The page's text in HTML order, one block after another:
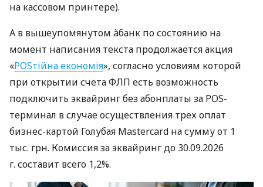
на кассовом принтере).
А в вышеупомянутом àбанк по состоянию на
момент написания текста продолжается акция
«POSтійна економія», согласно условиям которой
при открытии счета ФЛП есть возможность
подключить эквайринг без абонплаты за POS-
терминал в случае осуществления трех оплат
бизнес-картой Голубая Mastercard на сумму от 1
тыс. грн. Комиссия за эквайринг до 30.09.2026
г. составит всего 1,2%.